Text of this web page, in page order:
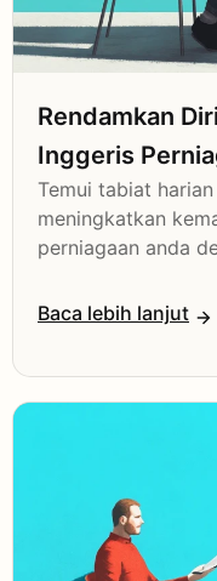
Rendamkan
Inggeris
Temui tabiat
meningkatkan
perniagaan anda
Baca lebih lanjut